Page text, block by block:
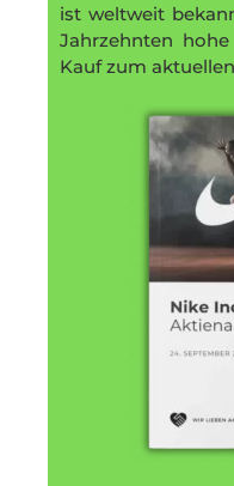
ist weltweit
Jahrzehnten
Kauf zum